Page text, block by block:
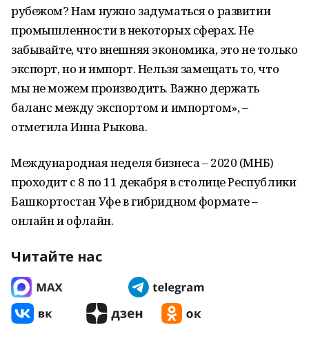
рубежом? Нам нужно задуматься о развитии
промышленности в некоторых сферах. Не
забывайте, что внешняя экономика, это не только
экспорт, но и импорт. Нельзя замещать то, что
мы не можем производить. Важно держать
баланс между экспортом и импортом», –
отметила Инна Рыкова.
Международная неделя бизнеса – 2020 (МНБ)
проходит с 8 по 11 декабря в столице Республики
Башкортостан Уфе в гибридном формате –
онлайн и офлайн.
Читайте нас